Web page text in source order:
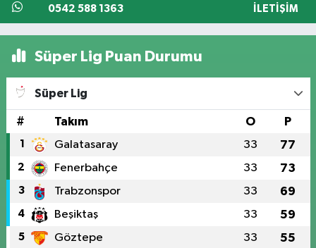
0542 588 1363 İLETIŞIM
Süper Lig Puan Durumu
Süper Lig
# Takım O P
1 Galatasaray 33 77
2 Fenerbahçe 33 73
3 Trabzonspor 33 69
4 Beşiktaş 33 59
5 Göztepe 33 55